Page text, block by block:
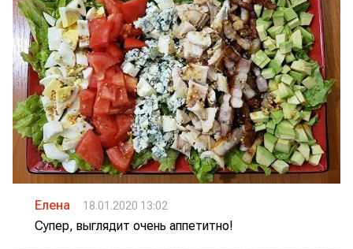
Елена 18.01.2020 13:02
Супер, выглядит очень аппетитно!